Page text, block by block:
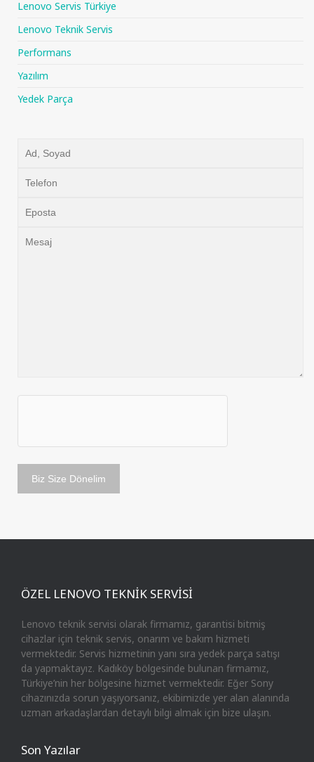
Lenovo Servis Türkiye
Lenovo Teknik Servis
Performans
Yazılım
Yedek Parça
ÖZEL LENOVO TEKNİK SERVİSİ
Lenovo teknik servisi olarak firmamız, garantisi bitmiş
cihazlar için teknik servis, onarım ve bakım hizmeti
vermektedir. Servis hizmetinin yanı sıra yedek parça satışı
da yapmaktayız. Kadıköy bölgesinde bulunan firmamız,
Türkiye’nin her bölgesine hizmet vermektedir. Eğer Sony
cihazınızda sorun yaşıyorsanız, ekibimizde yer alan alanında
uzman arkadaşlardan detaylı bilgi almak için bize ulaşın.
Son Yazılar